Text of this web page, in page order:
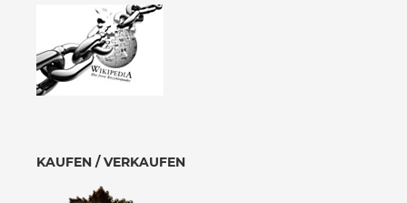
KAUFEN / VERKAUFEN